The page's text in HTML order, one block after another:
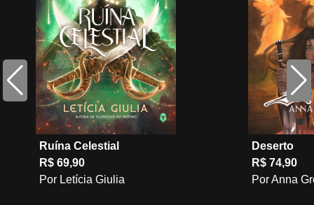
Ruína Celestial
R$ 69,90
Por Letícia Giulia
Deserto
R$ 74,90
Por Anna